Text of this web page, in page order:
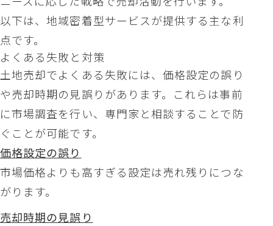
以下は、地域密着型サービスが提供する主な利
点です。
よくある失敗と対策
土地売却でよくある失敗には、価格設定の誤り
や売却時期の見誤りがあります。これらは事前
に市場調査を行い、専門家と相談することで防
ぐことが可能です。
価格設定の誤り
市場価格よりも高すぎる設定は売れ残りにつな
がります。
売却時期の見誤り